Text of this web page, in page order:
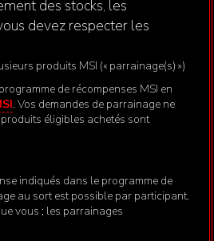
des stocks, les
devez respecter les
produits MSI (« parrainage(s) »)
de récompenses MSI en
. Vos demandes de parrainage ne
éligibles achetés sont
indiqués dans le programme de
au sort est possible par participant.
vous ; les parrainages